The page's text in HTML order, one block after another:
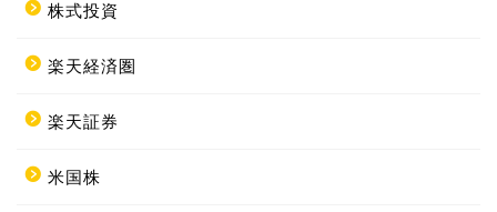
株式投資
楽天経済圏
楽天証券
米国株